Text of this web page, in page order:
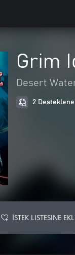
Grim
Desert
2
İSTEK LISTESINE